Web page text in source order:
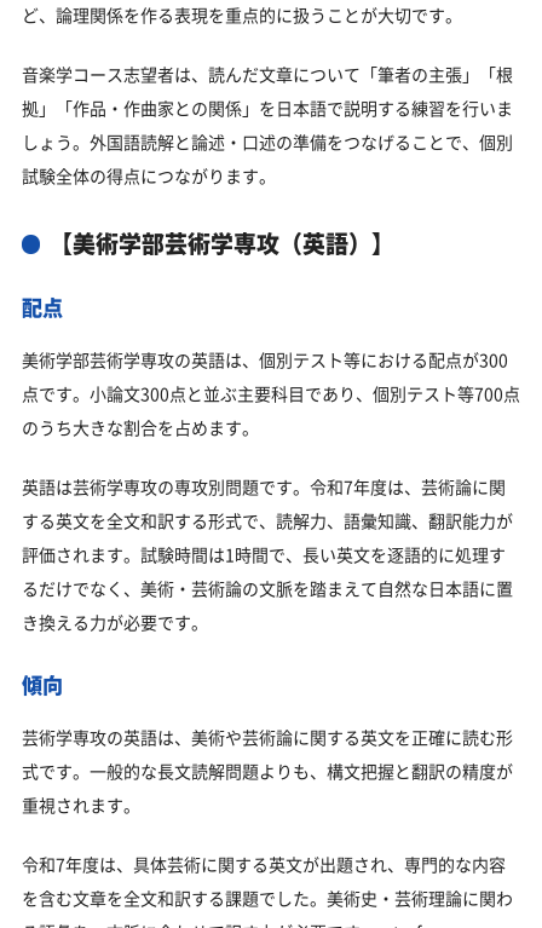
ど、論理関係を作る表現を重点的に扱うことが大切です。
音楽学コース志望者は、読んだ文章について「筆者の主張」「根
拠」「作品・作曲家との関係」を日本語で説明する練習を行いま
しょう。外国語読解と論述・口述の準備をつなげることで、個別
試験全体の得点につながります。
【美術学部芸術学専攻（英語）】
配点
美術学部芸術学専攻の英語は、個別テスト等における配点が300
点です。小論文300点と並ぶ主要科目であり、個別テスト等700点
のうち大きな割合を占めます。
英語は芸術学専攻の専攻別問題です。令和7年度は、芸術論に関
する英文を全文和訳する形式で、読解力、語彙知識、翻訳能力が
評価されます。試験時間は1時間で、長い英文を逐語的に処理す
るだけでなく、美術・芸術論の文脈を踏まえて自然な日本語に置
き換える力が必要です。
傾向
芸術学専攻の英語は、美術や芸術論に関する英文を正確に読む形
式です。一般的な長文読解問題よりも、構文把握と翻訳の精度が
重視されます。
令和7年度は、具体芸術に関する英文が出題され、専門的な内容
を含む文章を全文和訳する課題でした。美術史・芸術理論に関わ